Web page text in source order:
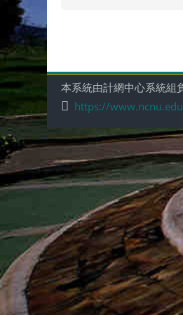
本系統由計網中心系統組
https://